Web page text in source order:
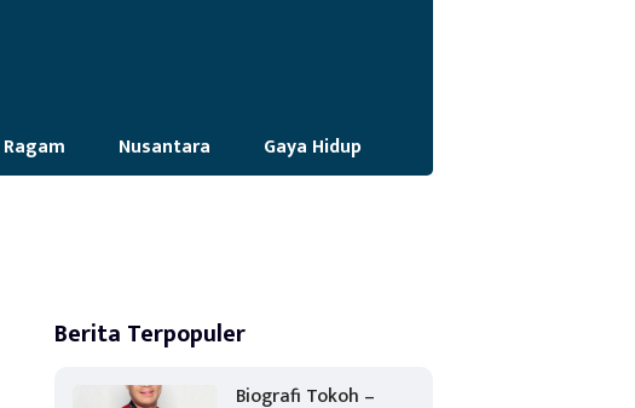
Ragam Nusantara Gaya Hidup
Berita Terpopuler
Biografi Tokoh –